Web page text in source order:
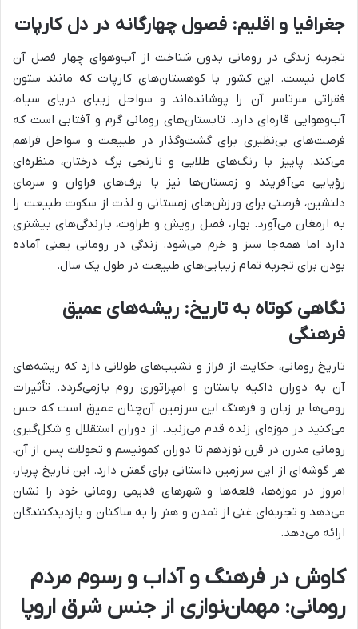
جغرافیا و اقلیم: فصول چهارگانه در دل کارپات
تجربه زندگی در رومانی بدون شناخت از آب‌وهوای چهار فصل آن
کامل نیست. این کشور با کوهستان‌های کارپات که مانند ستون
فقراتی سرتاسر آن را پوشانده‌اند و سواحل زیبای دریای سیاه،
آب‌وهوایی قاره‌ای دارد. تابستان‌های رومانی گرم و آفتابی است که
فرصت‌های بی‌نظیری برای گشت‌وگذار در طبیعت و سواحل فراهم
می‌کند. پاییز با رنگ‌های طلایی و نارنجی برگ درختان، منظره‌ای
رؤیایی می‌آفریند و زمستان‌ها نیز با برف‌های فراوان و سرمای
دلنشین، فرصتی برای ورزش‌های زمستانی و لذت از سکوت طبیعت را
به ارمغان می‌آورد. بهار، فصل رویش و طراوت، بارندگی‌های بیشتری
دارد اما همه‌جا سبز و خرم می‌شود. زندگی در رومانی یعنی آماده
بودن برای تجربه تمام زیبایی‌های طبیعت در طول یک سال.
نگاهی کوتاه به تاریخ: ریشه‌های عمیق
فرهنگی
تاریخ رومانی، حکایت از فراز و نشیب‌های طولانی دارد که ریشه‌های
آن به دوران داکیه باستان و امپراتوری روم بازمی‌گردد. تأثیرات
رومی‌ها بر زبان و فرهنگ این سرزمین آن‌چنان عمیق است که حس
می‌کنید در موزه‌ای زنده قدم می‌زنید. از دوران استقلال و شکل‌گیری
رومانی مدرن در قرن نوزدهم تا دوران کمونیسم و تحولات پس از آن،
هر گوشه‌ای از این سرزمین داستانی برای گفتن دارد. این تاریخ پربار،
امروز در موزه‌ها، قلعه‌ها و شهرهای قدیمی رومانی خود را نشان
می‌دهد و تجربه‌ای غنی از تمدن و هنر را به ساکنان و بازدیدکنندگان
ارائه می‌دهد.
کاوش در فرهنگ و آداب و رسوم مردم
رومانی: مهمان‌نوازی از جنس شرق اروپا